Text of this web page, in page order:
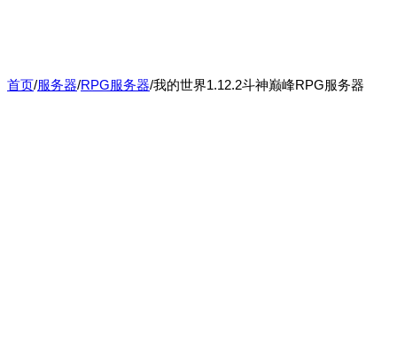
首页/服务器/RPG服务器/我的世界1.12.2斗神巅峰RPG服务器